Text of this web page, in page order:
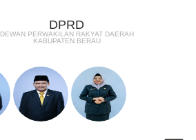
DPRD
DEWAN PERWAKILAN RAKYAT DAERAH
KABUPATEN BERAU